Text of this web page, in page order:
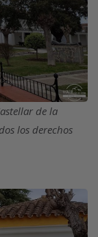
de la
los derechos